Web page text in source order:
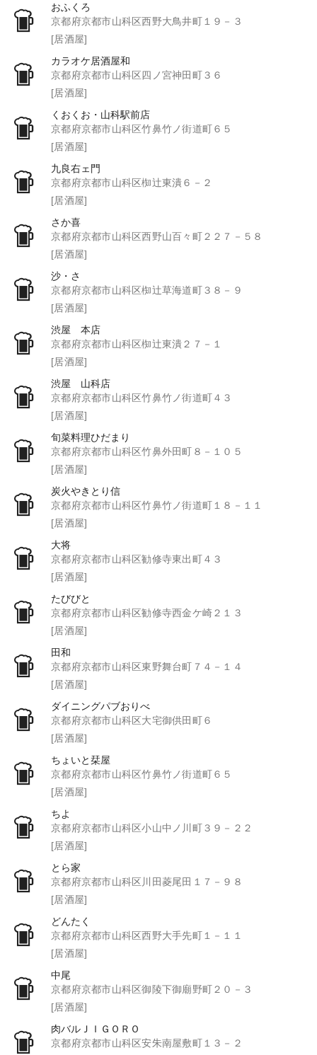
おふくろ
京都府京都市山科区西野大鳥井町１９－３
[居酒屋]
カラオケ居酒屋和
京都府京都市山科区四ノ宮神田町３６
[居酒屋]
くおくお・山科駅前店
京都府京都市山科区竹鼻竹ノ街道町６５
[居酒屋]
九良右ェ門
京都府京都市山科区椥辻東潰６－２
[居酒屋]
さか喜
京都府京都市山科区西野山百々町２２７－５８
[居酒屋]
沙・さ
京都府京都市山科区椥辻草海道町３８－９
[居酒屋]
渋屋 本店
京都府京都市山科区椥辻東潰２７－１
[居酒屋]
渋屋 山科店
京都府京都市山科区竹鼻竹ノ街道町４３
[居酒屋]
旬菜料理ひだまり
京都府京都市山科区竹鼻外田町８－１０５
[居酒屋]
炭火やきとり信
京都府京都市山科区竹鼻竹ノ街道町１８－１１
[居酒屋]
大将
京都府京都市山科区勧修寺東出町４３
[居酒屋]
たびびと
京都府京都市山科区勧修寺西金ケ崎２１３
[居酒屋]
田和
京都府京都市山科区東野舞台町７４－１４
[居酒屋]
ダイニングパブおりべ
京都府京都市山科区大宅御供田町６
[居酒屋]
ちょいと栞屋
京都府京都市山科区竹鼻竹ノ街道町６５
[居酒屋]
ちよ
京都府京都市山科区小山中ノ川町３９－２２
[居酒屋]
とら家
京都府京都市山科区川田菱尾田１７－９８
[居酒屋]
どんたく
京都府京都市山科区西野大手先町１－１１
[居酒屋]
中尾
京都府京都市山科区御陵下御廟野町２０－３
[居酒屋]
肉バルＪＩＧＯＲＯ
京都府京都市山科区安朱南屋敷町１３－２